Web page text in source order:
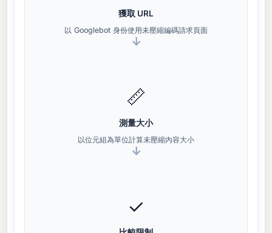
獲取 URL
以 Googlebot 身份使用未壓縮編碼請求頁面
📏
測量大小
以位元組為單位計算未壓縮內容大小
✓